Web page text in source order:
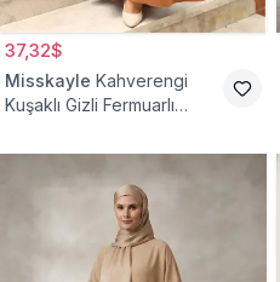
37,32$
Misskayle Kahverengi
Kuşaklı Gizli Fermuarlı